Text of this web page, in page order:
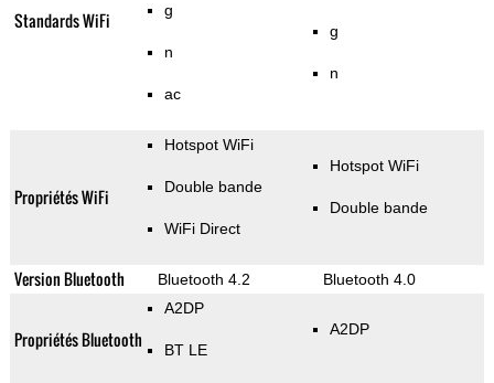
Standards WiFi g
n
ac
g
n
Propriétés WiFi
Hotspot WiFi
Double bande
WiFi Direct
Hotspot WiFi
Double bande
Version Bluetooth Bluetooth 4.2 Bluetooth 4.0
Propriétés Bluetooth
A2DP
BT LE
A2DP